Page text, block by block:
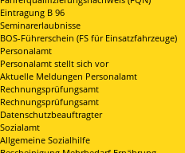
Eintragung B 96
Seminarerlaubnisse
BOS-Führerschein (FS für Einsatzfahrzeuge)
Personalamt
Personalamt stellt sich vor
Aktuelle Meldungen Personalamt
Rechnungsprüfungsamt
Rechnungsprüfungsamt
Datenschutzbeauftragter
Sozialamt
Allgemeine Sozialhilfe